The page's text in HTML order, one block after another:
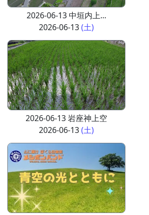
2026-06-13 中垣内上...
2026-06-13(土)
2026-06-13 岩座神上空
2026-06-13(土)